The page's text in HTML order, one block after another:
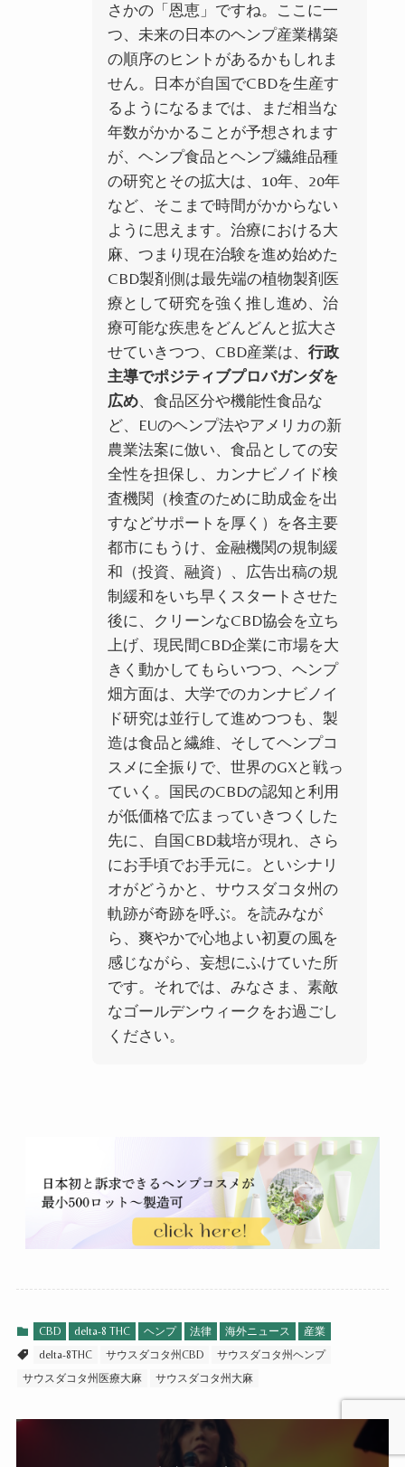
さかの「 恩恵」ですね。ここに一
つ、未来の日本のヘンプ産業構築
の順序のヒントがあるかもしれま
せん。日本が自国でCBDを生産す
るようになるまでは、まだ相当な
年数がかかることが予想されます
が、ヘンプ食品とヘンプ繊維品種
の研究とその拡大は、10年、20年
など、そこまで時間がかからない
ように思えます。治療における大
麻、つまり現在治験を進め始めた
CBD製剤側は最先端の植物製剤医
療として研究を強く推し進め、治
療可能な疾患をどんどんと拡大さ
せていきつつ、CBD産業は、 行政
主導でポジティブプロバガンダを
広め、食品区分や機能性食品な
ど、EUのヘンプ法やアメリカの新
農業法案に倣い、食品としての安
全性を担保し、カンナビノイド検
査機関（検査のために助成金を出
すなどサポートを厚く）を各主要
都市にもうけ、金融機関の規制緩
和（投資、融資）、広告出稿の規
制緩和をいち早くスタートさせた
後に、クリーンなCBD協会を立ち
上げ、現民間CBD企業に市場を大
きく動かしてもらいつつ、ヘンプ
畑方面は、大学でのカンナビノイ
ド研究は並行して進めつつも、製
造は食品と繊維、そしてヘンプコ
スメに全振りで、世界のGXと戦っ
ていく。
国民のCBDの認知と利用
が低価格で広まっていきつくした
先に、自国CBD栽培が現れ、さら
にお手頃でお手元に。といシナリ
オがどうかと、サウスダコタ州の
軌跡が奇跡を呼ぶ。を読みなが
ら、爽やかで心地よい初夏の風を
感じながら、妄想にふけていた所
です。それでは、みなさま、素敵
なゴールデンウィークをお過ごし
ください。
CBD delta-8 THC ヘンプ 法律 海外ニュース
産業
delta-8THC
サウスダコタ州CBD
サウスダコタ州ヘンプ
サウスダコタ州医療大麻
サウスダコタ州大麻